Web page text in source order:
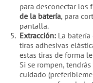
para desconectar los
de la batería, para
pantalla.
Extracción: La
tiras adhesivas
estas tiras de forma
Si se rompen,
cuidado